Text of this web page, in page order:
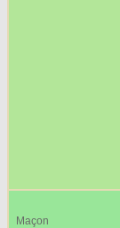
Maçon